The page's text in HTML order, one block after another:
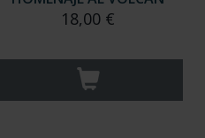
18,00 €